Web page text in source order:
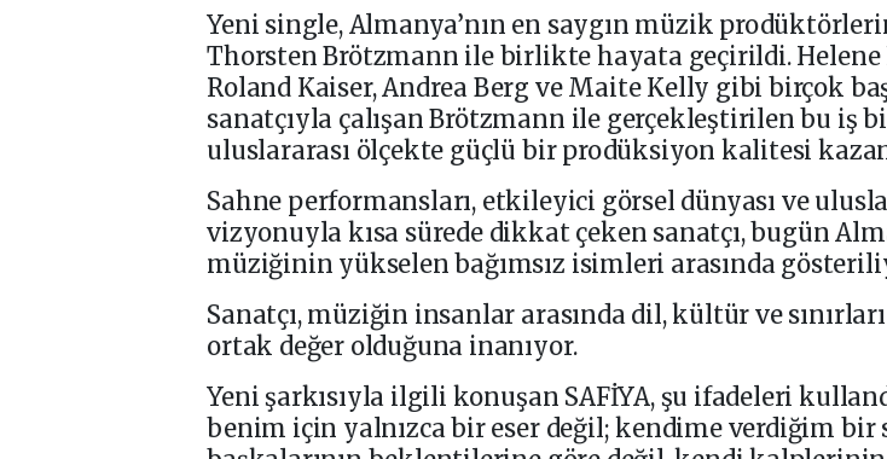
Yeni single, Almanya’nın en saygın müzik
Thorsten Brötzmann ile birlikte hayata geçirildi. Helene
Roland Kaiser, Andrea Berg ve Maite Kelly gibi birçok
sanatçıyla çalışan Brötzmann ile gerçekleştirilen bu iş
uluslararası ölçekte güçlü bir prodüksiyon kalitesi
Sahne performansları, etkileyici görsel dünyası ve
vizyonuyla kısa sürede dikkat çeken sanatçı, bugün
müziğinin yükselen bağımsız isimleri arasında
Sanatçı, müziğin insanlar arasında dil, kültür ve
ortak değer olduğuna inanıyor.
Yeni şarkısıyla ilgili konuşan SAFİYA, şu ifadeleri
benim için yalnızca bir eser değil; kendime verdiğim bir